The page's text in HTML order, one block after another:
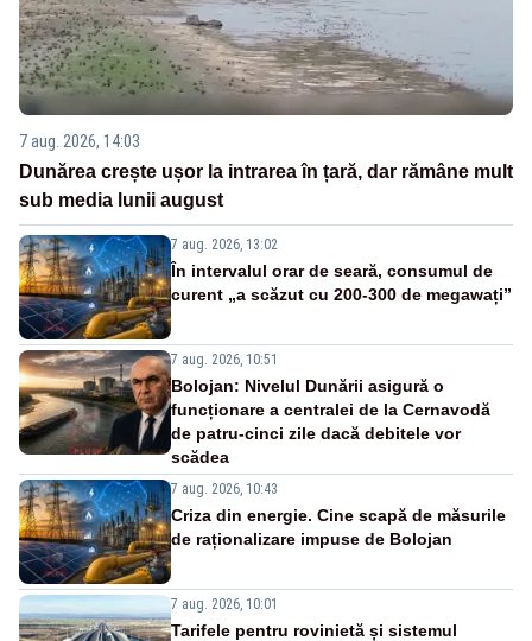
7 aug. 2026, 14:03
Dunărea crește ușor la intrarea în țară, dar rămâne mult
sub media lunii august
7 aug. 2026, 13:02
În intervalul orar de seară, consumul de
curent „a scăzut cu 200-300 de megawați”
7 aug. 2026, 10:51
Bolojan: Nivelul Dunării asigură o
funcționare a centralei de la Cernavodă
de patru-cinci zile dacă debitele vor
scădea
7 aug. 2026, 10:43
Criza din energie. Cine scapă de măsurile
de raționalizare impuse de Bolojan
7 aug. 2026, 10:01
Tarifele pentru rovinietă și sistemul